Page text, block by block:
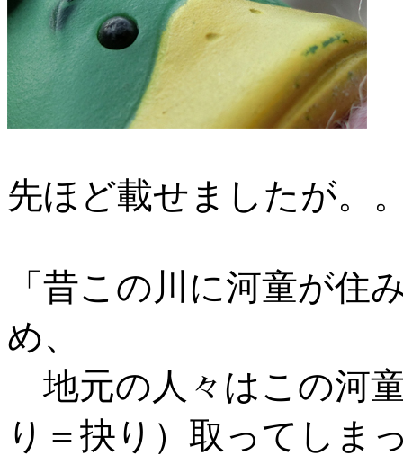
先ほど載せましたが。
「昔この川に河童が住
め、
地元の人々はこの河
り＝抉り）取ってしま